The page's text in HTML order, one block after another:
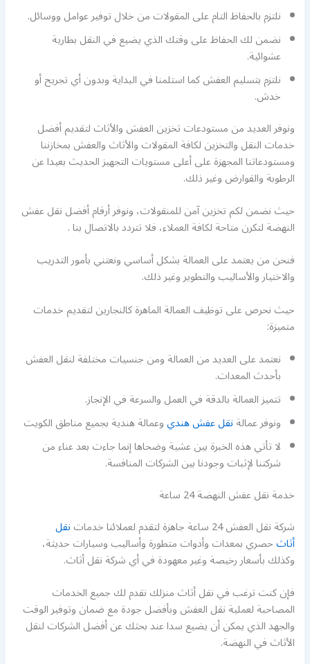
نلتزم بالحفاظ التام على المقولات من خلال توفير عوامل ووسائل.
نضمن لك الحفاظ على وقتك الذي يضيع في النقل بطارية
عشوائية.
نلتزم بتسليم العفش كما استلمنا في البداية وبدون أي تجريح أو
خدش.
ونوفر العديد من مستودعات تخزين العفش والأثاث لتقديم أفضل
خدمات النقل والتخزين لكافة المقولات والأثاث والعفش بمخازننا
ومستودعاتنا المجهزة على أعلى مستويات التجهيز الحديث بعيدا عن
الرطوبة والقوارض وغير ذلك.
حيث نضمن لكم تخزين آمن للمنقولات، ونوفر أرقام أفضل نقل عفش
النهضة لتكرن متاحة لكافة العملاء، فلا تتردد بالاتصال بنا .
فنحن من يعتمد على العمالة بشكل أساسي ونعتني بأمور التدريب
والاختيار والأساليب والتطوير وغير ذلك.
حيث نحرص على توظيف العمالة الماهرة كالنجارين لتقديم خدمات
متميزة:
نعتمد على العديد من العمالة ومن جنسيات مختلفة لنقل العفش
بأحدث المعدات.
تتميز العمالة بالدقة في العمل والسرعة في الإنجاز.
ونوفر عمالةنقل عفش هنديوعمالة هندية بجميع مناطق الكويت
لا تأتي هذه الخبرة بين عشية وضحاها إنما جاءت بعد عناء من
شركتنا لإثبات وجودنا بين الشركات المنافسة.
خدمة نقل عفش النهضة 24 ساعة
شركة نقل العفش 24 ساعة جاهزة لتقدم لعملائنا خدمات
نقل
أثاثحصري بمعدات وأدوات متطورة وأساليب وسيارات حديثة،
وكذلك بأسعار رخيصة وغير معهودة في أي شركة نقل أثاث.
فإن كنت ترغب في نقل أثاث منزلك نقدم لك جميع الخدمات
المصاحبة لعملية نقل العفش وبأفضل جودة مع ضمان وتوفير الوقت
والجهد الذي يمكن أن يضيع سدا عند بحثك عن أفضل الشركات لنقل
الأثاث في النهضة.